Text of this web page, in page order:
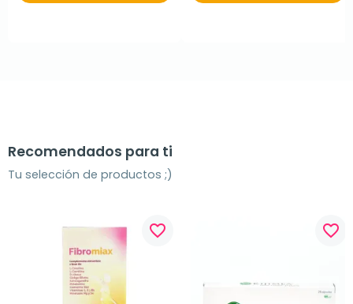
Recomendados para ti
Tu selección de productos ;)
favorite_border favorite_border